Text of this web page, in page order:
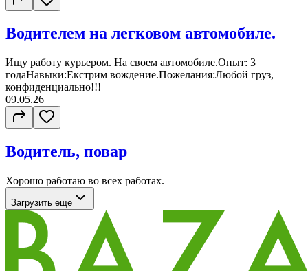
Водителем на легковом автомобиле.
Ищу работу курьером. На своем автомобиле.Опыт: 3
годаНавыки:Екстрим вождение.Пожелания:Любой груз,
конфиденциально!!!
09.05.26
Водитель, повар
Хорошо работаю во всех работах.
Загрузить еще